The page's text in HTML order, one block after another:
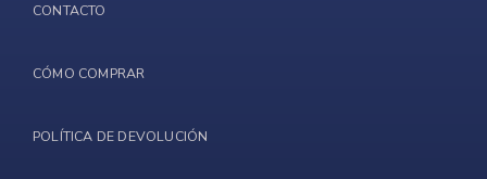
CONTACTO
CÓMO COMPRAR
POLÍTICA DE DEVOLUCIÓN